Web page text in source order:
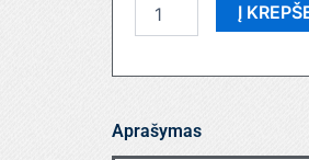
kiekis:
X30
Į
Aprašymas